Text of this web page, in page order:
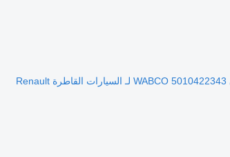
مجفف هوائي WABCO 5010422343 لـ السيارات القاطرة Renault